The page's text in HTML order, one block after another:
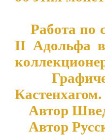
Работа по
II Адольфа
Кастенхагом.
Автор
Автор